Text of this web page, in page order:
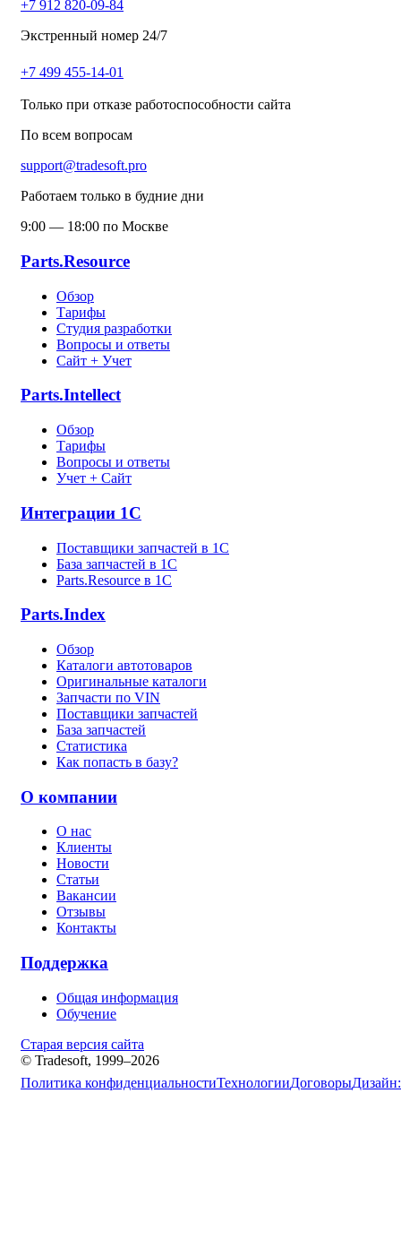
+7 912 820-09-84
Экстренный номер 24/7
+7 499 455-14-01
Только при отказе работоспособности сайта
По всем вопросам
support@tradesoft.pro
Работаем только в будние дни
9:00 — 18:00 по Москве
Parts.Resource
Обзор
Тарифы
Студия разработки
Вопросы и ответы
Сайт + Учет
Parts.Intellect
Обзор
Тарифы
Вопросы и ответы
Учет + Сайт
Интеграции 1С
Поставщики запчастей в 1C
База запчастей в 1С
Parts.Resource в 1C
Parts.Index
Обзор
Каталоги автотоваров
Оригинальные каталоги
Запчасти по VIN
Поставщики запчастей
База запчастей
Статистика
Как попасть в базу?
О компании
О нас
Клиенты
Новости
Статьи
Вакансии
Отзывы
Контакты
Поддержка
Общая информация
Обучение
Старая версия сайта
© Tradesoft, 1999–2026
Политика конфиденциальностиТехнологииДоговорыДизайн: